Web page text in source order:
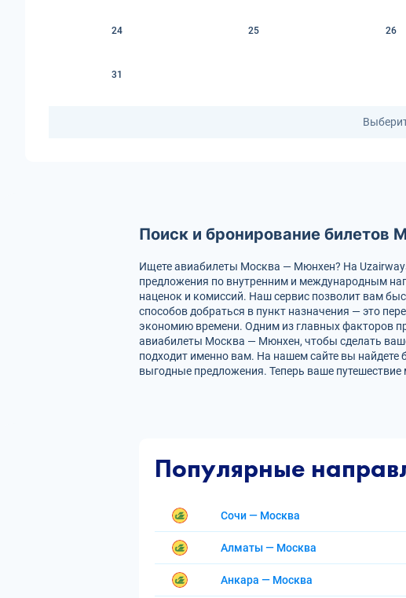
24 25 26
31
Поиск и бронирование
Ищете авиабилеты Москва — Мюнхен? На
предложения по внутренним и международным
наценок и комиссий. Наш сервис позволит вам
способов добраться в пункт назначения — это
экономию времени. Одним из главных факторов
авиабилеты Москва — Мюнхен, чтобы сделать
подходит именно вам. На нашем сайте вы
выгодные предложения. Теперь ваше
Популярные
Сочи — Москва
Алматы — Москва
Анкара — Москва